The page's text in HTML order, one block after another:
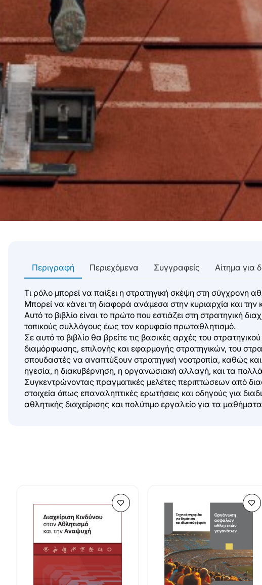
Περιγραφή Περιεχόμενα Συγγραφείς Αίτημα για
Τι ρόλο μπορεί να παίξει η στρατηγική σκέψη στη σύγχρονη
Μπορεί να κάνει τη διαφορά ανάμεσα στην κυριαρχία και
Αυτό το βιβλίο είναι το πρώτο που εστιάζει στη στρατηγική
τοπικούς συλλόγους έως τον κορυφαίο πρωταθλητισμό.
Σε αυτό το βιβλίο θα βρείτε τις βασικές αρχές του
διαμόρφωσης, επιλογής και εφαρμογής στρατηγικών, του
σπουδαστές να αναπτύξουν στρατηγική νοοτροπία, καθώς και
ηγεσία, η διακυβέρνηση, η οργανωσιακή αλλαγή, και τα
Συγκεντρώνοντας πραγματικές μελέτες περιπτώσεων από
στοιχεία όπως επαναληπτικές ερωτήσεις και οδηγούς για
αθλητικής διαχείρισης και πολύτιμο εργαλείο για τα